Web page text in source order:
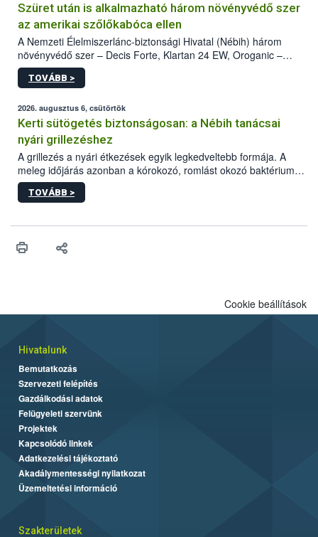
Szüret után is alkalmazható három növényvédő szer
az amerikai szőlőkabóca ellen
A Nemzeti Élelmiszerlánc-biztonsági Hivatal (Nébih) három
növényvédő szer – Decis Forte, Klartan 24 EW, Oroganic –
engedélyokiratát módosította, így azok a szüretet követően,
egészen a vesszőérettség (BBCH 91) stádiumáig
érésű szőlőkben is legyen lehetőség a károsító elleni további
védekezésre. Az Oroganic készítmény kis kiszerelésben kiskerti
felhasználók számára is elérhető és ökológiai termesztésben is
engedélyezett.
TOVÁBB >
2026. augusztus 6, csütörtök
Kerti sütögetés biztonságosan: a Nébih tanácsai
nyári grillezéshez
A grillezés a nyári étkezések egyik legkedveltebb formája. A
meleg időjárás azonban a kórokozó, romlást okozó baktériumok
gyorsabb szaporodásának is kedvez. A szabadtéri sütögetés
ezért nem csupán a megfelelő sütési technikáról szól: legalább
higiéniai szabályok betartása, a megfelelő hőkezelés, valamint a
biztonsági Hivatal (Nébih) Oktatási Programja összegyűjtötte a
TOVÁBB >
Cookie beállítások
Hivatalunk
Bemutatkozás
Szervezeti felépítés
Gazdálkodási adatok
Felügyeleti szervünk
Projektek
Kapcsolódó linkek
Adatkezelési tájékoztató
Akadálymentességi nyilatkozat
Üzemeltetési információ
Szakterületek